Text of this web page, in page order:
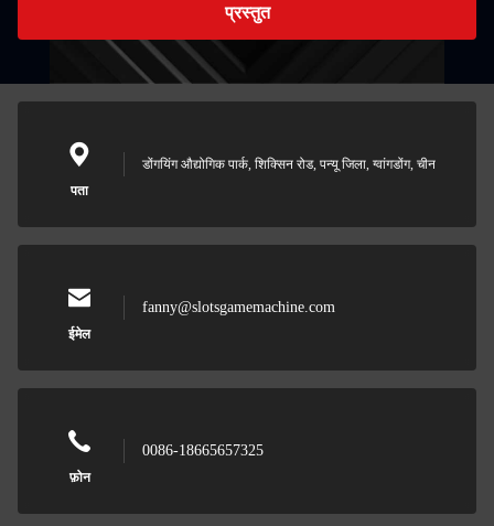
प्रस्तुत
पता
डोंगयिंग औद्योगिक पार्क, शिक्सिन रोड, पन्यू जिला, ग्वांगडोंग, चीन
ईमेल
fanny@slotsgamemachine.com
फ़ोन
0086-18665657325